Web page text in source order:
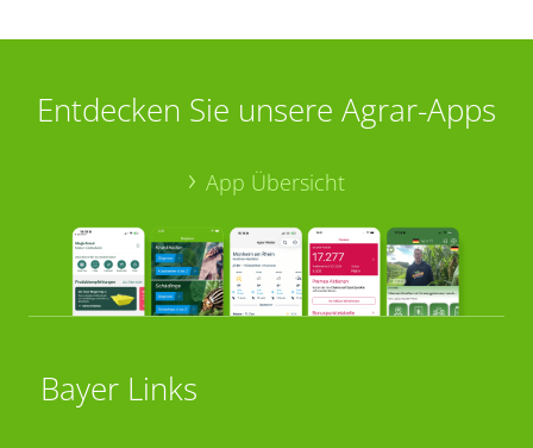
Entdecken Sie unsere Agrar-Apps
App Übersicht
Bayer Links